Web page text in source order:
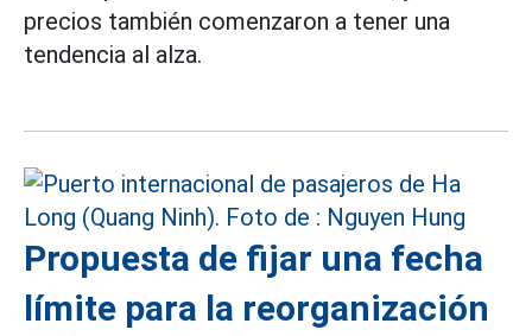
precios también comenzaron a tener una
tendencia al alza.
Propuesta de fijar una fecha
límite para la reorganización